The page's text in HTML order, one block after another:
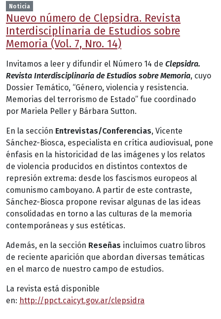
Noticia
Nuevo número de Clepsidra. Revista
Interdisciplinaria de Estudios sobre
Memoria (Vol. 7, Nro. 14)
Invitamos a leer y difundir el Número 14 de Clepsidra.
Revista Interdisciplinaria de Estudios sobre Memoria, cuyo
Dossier Temático, “Género, violencia y resistencia.
Memorias del terrorismo de Estado” fue coordinado
por Mariela Peller y Bárbara Sutton.
En la sección Entrevistas/Conferencias, Vicente
Sánchez-Biosca, especialista en crítica audiovisual, pone
énfasis en la historicidad de las imágenes y los relatos
de violencia producidos en distintos contextos de
represión extrema: desde los fascismos europeos al
comunismo camboyano. A partir de este contraste,
Sánchez-Biosca propone revisar algunas de las ideas
consolidadas en torno a las culturas de la memoria
contemporáneas y sus estéticas.
Además, en la sección Reseñas incluimos cuatro libros
de reciente aparición que abordan diversas temáticas
en el marco de nuestro campo de estudios.
La revista está disponible
en: http://ppct.caicyt.gov.ar/clepsidra